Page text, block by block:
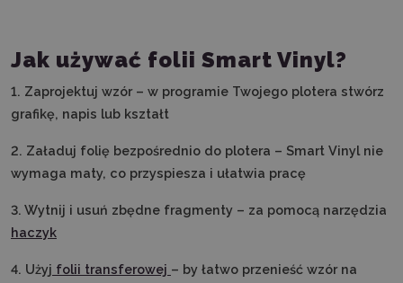
Jak używać folii Smart Vinyl?
1. Zaprojektuj wzór – w programie Twojego plotera stwórz
grafikę, napis lub kształt
2. Załaduj folię bezpośrednio do plotera – Smart Vinyl nie
wymaga maty, co przyspiesza i ułatwia pracę
3. Wytnij i usuń zbędne fragmenty – za pomocą narzędzia
haczyk
4. Użyj folii transferowej – by łatwo przenieść wzór na